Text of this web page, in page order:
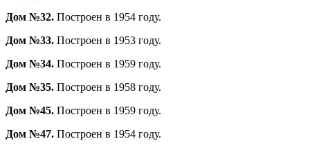
Дом №32. Построен в 1954 году.
Дом №33. Построен в 1953 году.
Дом №34. Построен в 1959 году.
Дом №35. Построен в 1958 году.
Дом №45. Построен в 1959 году.
Дом №47. Построен в 1954 году.